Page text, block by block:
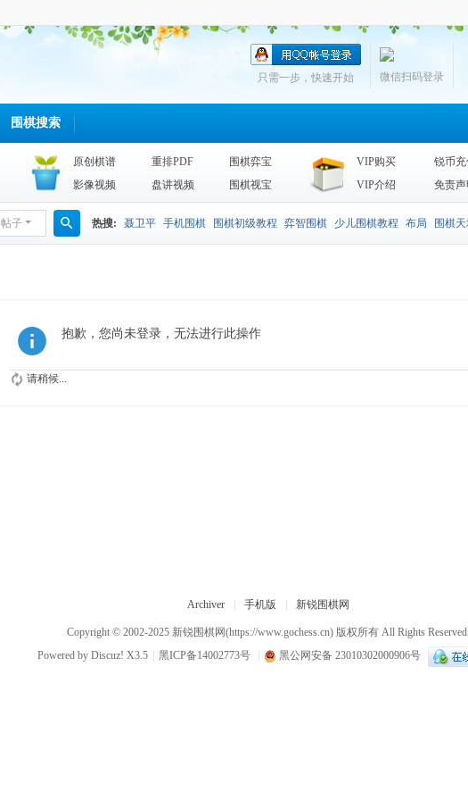
微信扫码登录
只需一步，快速开始
围棋搜索
原创棋谱 重排PDF
围棋弈宝
影像视频
盘讲视频 围棋视宝
VIP购买
锐币
VIP介绍
免责
帖子
搜
热搜: 聂卫平 手机围棋 围棋初级教程 弈智围棋 少儿围棋教程 布局 围棋
抱歉，您尚未登录，无法进行此操作
请稍候...
Archiver 手机版 新锐围棋网
Copyright © 2002-2025 新锐围棋网(https://www.gochess.cn) 版权所有 All Rights
Powered by Discuz! X3.5 黑ICP备14002773号 黑公网安备 23010302000906号